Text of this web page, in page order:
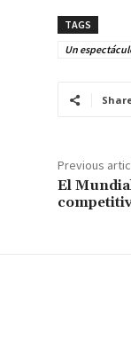
TAGS
Un
Previous
El